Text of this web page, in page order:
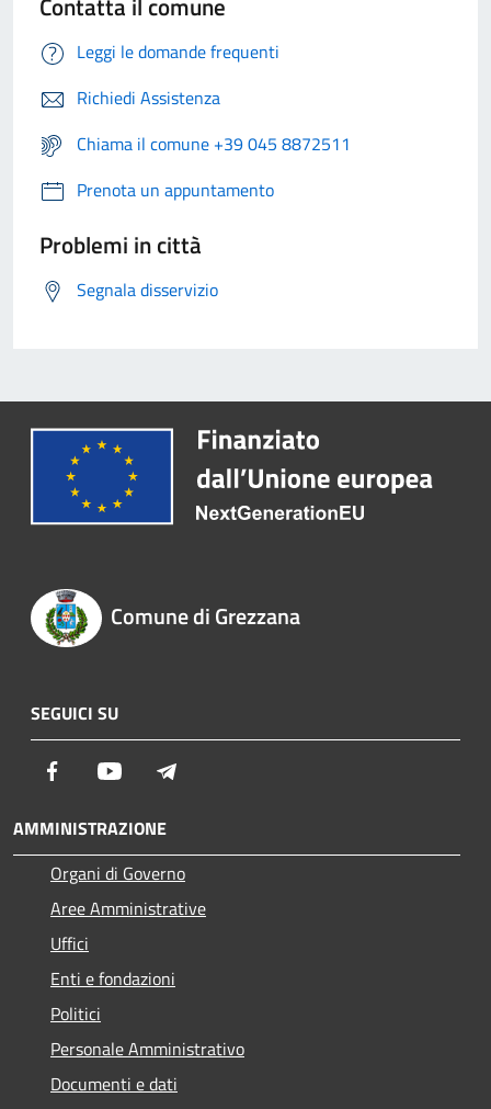
Leggi le domande frequenti
Richiedi Assistenza
Chiama il comune +39 045 8872511
Prenota un appuntamento
Problemi in città
Segnala disservizio
Comune di Grezzana
SEGUICI SU
Facebook Youtube
AMMINISTRAZIONE
Organi di Governo
Aree Amministrative
Uffici
Enti e fondazioni
Politici
Personale Amministrativo
Documenti e dati